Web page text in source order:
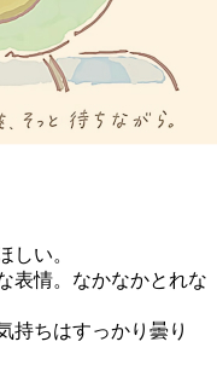
しい。
表情。なかなかとれな
持ちはすっかり曇り